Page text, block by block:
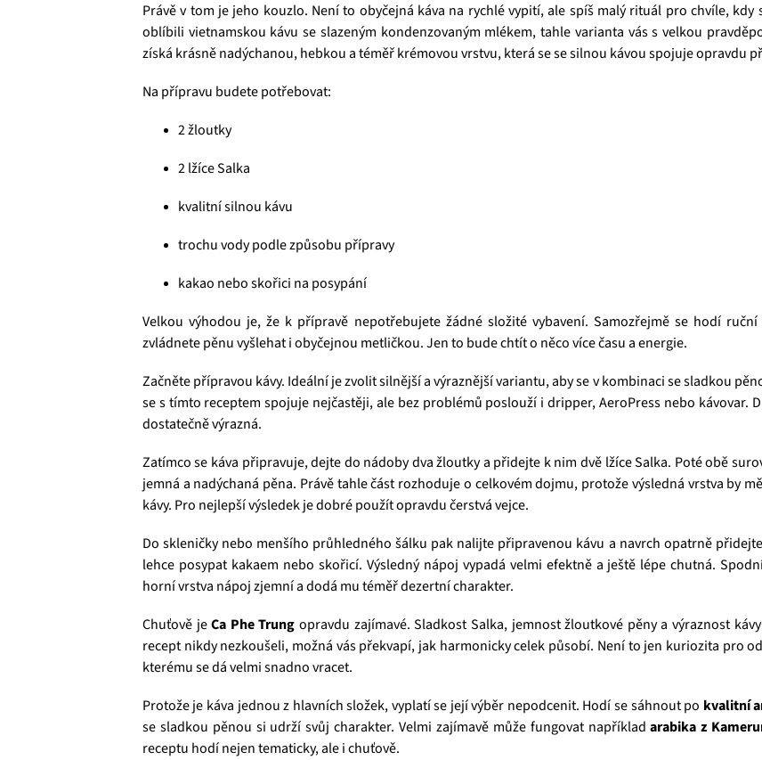
Právě v tom je jeho kouzlo. Není to obyčejná káva na rychlé vypití, ale spíš malý rituál pro chvíle,
oblíbili vietnamskou kávu se slazeným kondenzovaným mlékem, tahle varianta vás s velkou
získá krásně nadýchanou, hebkou a téměř krémovou vrstvu, která se se silnou kávou spojuje opravdu
Na přípravu budete potřebovat:
2 žloutky
2 lžíce Salka
kvalitní silnou kávu
trochu vody podle způsobu přípravy
kakao nebo skořici na posypání
Velkou výhodou je, že k přípravě nepotřebujete žádné složité vybavení. Samozřejmě se hodí
zvládnete pěnu vyšlehat i obyčejnou metličkou. Jen to bude chtít o něco více času a energie.
Začněte přípravou kávy. Ideální je zvolit silnější a výraznější variantu, aby se v kombinaci se sladkou
se s tímto receptem spojuje nejčastěji, ale bez problémů poslouží i dripper, AeroPress nebo kávovar.
dostatečně výrazná.
Zatímco se káva připravuje, dejte do nádoby dva žloutky a přidejte k nim dvě lžíce Salka. Poté obě
jemná a nadýchaná pěna. Právě tahle část rozhoduje o celkovém dojmu, protože výsledná vrstva by
kávy. Pro nejlepší výsledek je dobré použít opravdu čerstvá vejce.
Do skleničky nebo menšího průhledného šálku pak nalijte připravenou kávu a navrch opatrně
lehce posypat kakaem nebo skořicí. Výsledný nápoj vypadá velmi efektně a ještě lépe chutná.
horní vrstva nápoj zjemní a dodá mu téměř dezertní charakter.
Chuťově jeCa Phe Trung opravdu zajímavé. Sladkost Salka, jemnost žloutkové pěny a výraznost
recept nikdy nezkoušeli, možná vás překvapí, jak harmonicky celek působí. Není to jen kuriozita pro
kterému se dá velmi snadno vracet.
Protože je káva jednou z hlavních složek, vyplatí se její výběr nepodcenit. Hodí se sáhnout po kvalitní
se sladkou pěnou si udrží svůj charakter. Velmi zajímavě může fungovat napříkladarabika z
receptu hodí nejen tematicky, ale i chuťově.